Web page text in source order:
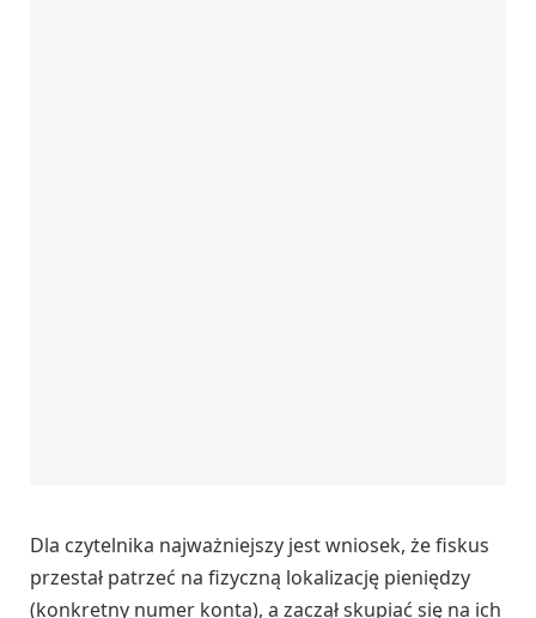
Dla czytelnika najważniejszy jest wniosek, że fiskus
przestał patrzeć na fizyczną lokalizację pieniędzy
(konkretny numer konta), a zaczął skupiać się na ich